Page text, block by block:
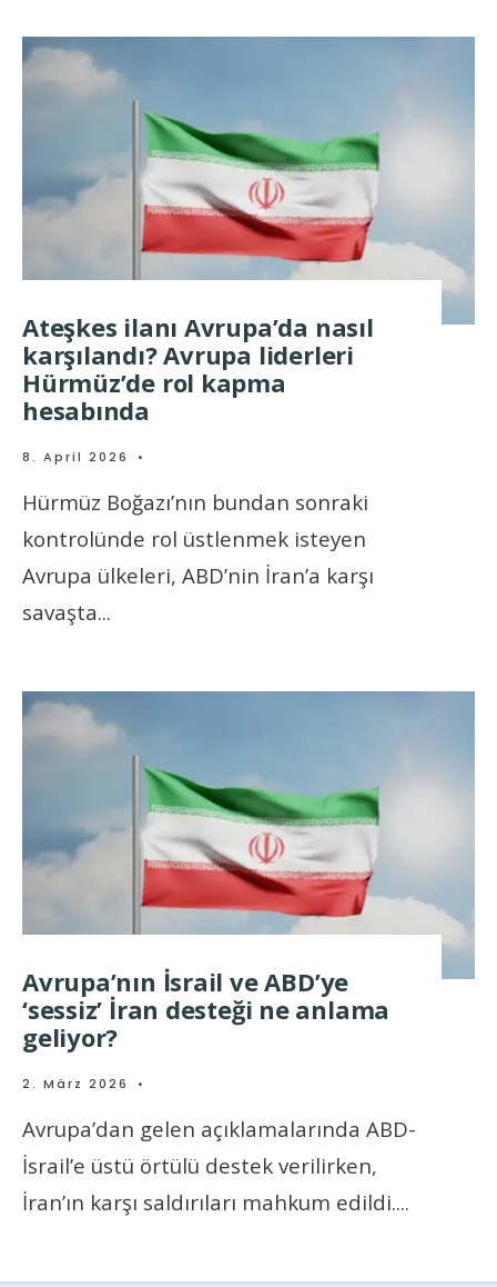
Ateşkes ilanı Avrupa’da nasıl
karşılandı? Avrupa liderleri
Hürmüz’de rol kapma
hesabında
8. April 2026 •
Hürmüz Boğazı’nın bundan sonraki
kontrolünde rol üstlenmek isteyen
Avrupa ülkeleri, ABD’nin İran’a karşı
savaşta...
Avrupa’nın İsrail ve ABD’ye
‘sessiz’ İran desteği ne anlama
geliyor?
2. März 2026 •
Avrupa’dan gelen açıklamalarında ABD-
İsrail’e üstü örtülü destek verilirken,
İran’ın karşı saldırıları mahkum edildi....